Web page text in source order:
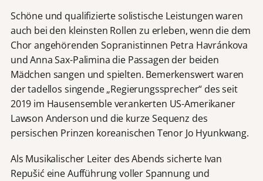
Schöne und qualifizierte solistische Leistungen waren
auch bei den kleinsten Rollen zu erleben, wenn die dem
Chor angehörenden Sopranistinnen Petra Havránkova
und Anna Sax-Palimina die Passagen der beiden
Mädchen sangen und spielten. Bemerkenswert waren
der tadellos singende „Regierungssprecher“ des seit
2019 im Hausensemble verankerten US-Amerikaner
Lawson Anderson und die kurze Sequenz des
persischen Prinzen koreanischen Tenor Jo Hyunkwang.
Als Musikalischer Leiter des Abends sicherte Ivan
Repušić eine Aufführung voller Spannung und